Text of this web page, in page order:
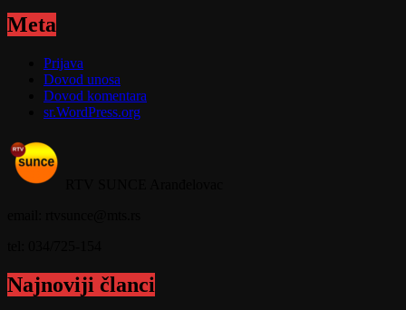
Meta
Prijava
Dovod unosa
Dovod komentara
sr.WordPress.org
Najnoviji članci